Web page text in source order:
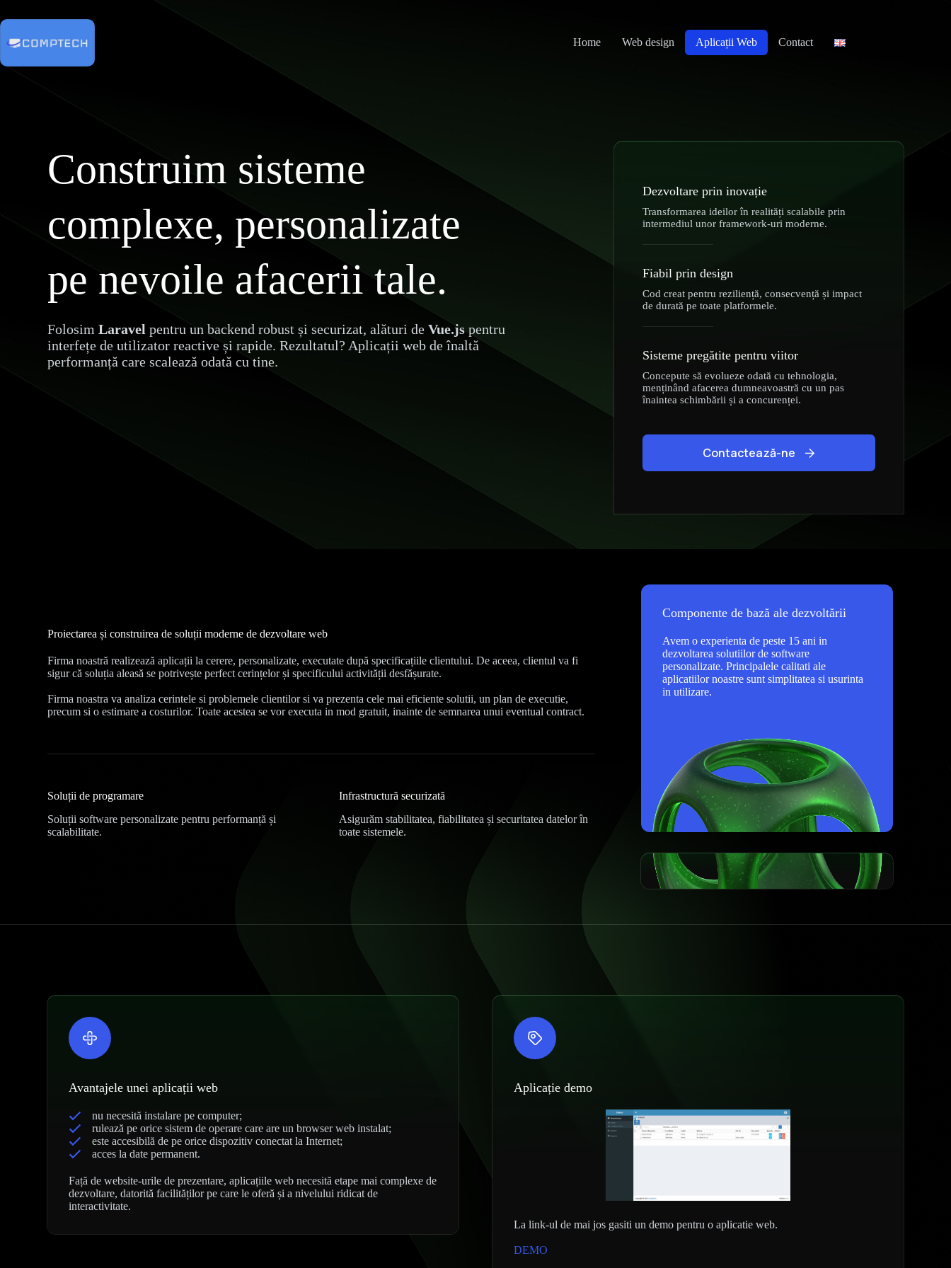
la
Home
Web design Aplicații Web Contact
Construim sisteme
complexe, personalizate
pe nevoile afacerii tale.
FolosimLaravel pentru un backend robust și securizat, alături deVue.js pentru
interfețe de utilizator reactive și rapide. Rezultatul? Aplicații web de înaltă
performanță care scalează odată cu tine.
Dezvoltare prin inovație
Transformarea ideilor în realități scalabile prin
intermediul unor framework-uri moderne.
Fiabil prin design
Cod creat pentru reziliență, consecvență și impact
de durată pe toate platformele.
Sisteme pregătite pentru viitor
Concepute să evolueze odată cu tehnologia,
menținând afacerea dumneavoastră cu un pas
înaintea schimbării și a concurenței.
Contactează-ne
Proiectarea și construirea de soluții moderne de dezvoltare web
Firma noastră realizează aplicații la cerere, personalizate, executate după specificațiile clientului. De aceea, clientul va fi
sigur că soluția aleasă se potrivește perfect cerințelor și specificului activității desfășurate.
Firma noastra va analiza cerintele si problemele clientilor si va prezenta cele mai eficiente solutii, un plan de executie,
precum si o estimare a costurilor. Toate acestea se vor executa in mod gratuit, inainte de semnarea unui eventual contract.
Soluții de programare
Soluții software personalizate pentru performanță și
scalabilitate.
Infrastructură securizată
Asigurăm stabilitatea, fiabilitatea și securitatea datelor în
toate sistemele.
Componente de bază ale dezvoltării
Avem o experienta de peste 15 ani in
dezvoltarea solutiilor de software
personalizate. Principalele calitati ale
aplicatiilor noastre sunt simplitatea si usurinta
in utilizare.
Avantajele unei aplicații web
nu necesită instalare pe computer;
rulează pe orice sistem de operare care are un browser web instalat;
este accesibilă de pe orice dispozitiv conectat la Internet;
acces la date permanent.
Față de website-urile de prezentare, aplicațiile web necesită etape mai complexe de
dezvoltare, datorită facilităților pe care le oferă și a nivelului ridicat de
interactivitate.
Aplicație demo
La link-ul de mai jos gasiti un demo pentru o aplicatie web.
DEMO